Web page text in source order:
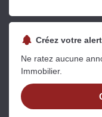
Créez votre
Ne ratez aucune
Immobilier.